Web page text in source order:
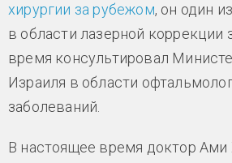
хирургии за рубежом, он один
в области лазерной коррекции
время консультировал
Израиля в области
заболеваний.
В настоящее время доктор Ами